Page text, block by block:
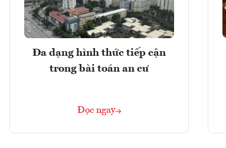
Đa dạng hình thức tiếp cận
trong bài toán an cư
Đọc ngay